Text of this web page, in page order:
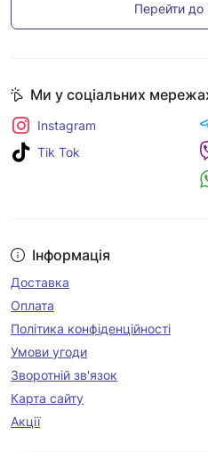
Перейти до
Інформація
Доставка
Оплата
Політика конфіденційності
Умови угоди
Зворотній зв'язок
Карта сайту
Акції
Ми у соціальних
Instagram
Tik Tok